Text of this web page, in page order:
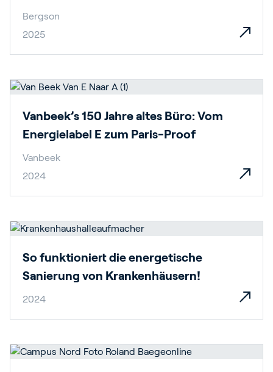
Bergson
2025
Vanbeek’s 150 Jahre altes Büro: Vom
Energielabel E zum Paris-Proof
Vanbeek
2024
So funktioniert die energetische
Sanierung von Krankenhäusern!
2024